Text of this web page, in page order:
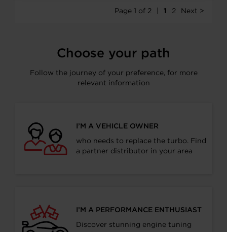
Page 1 of 2 1 2 Next >
Choose your path
Follow the journey of your preference, for more
relevant information
I’M A VEHICLE OWNER
who needs to replace the turbo. Find
a partner distributor in your area
I’M A PERFORMANCE ENTHUSIAST
Discover stunning engine tuning